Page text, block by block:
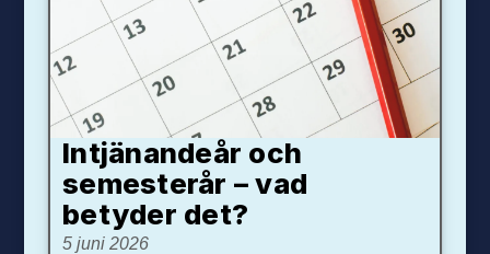
Intjänandeår och
semesterår – vad
betyder det?
5 juni 2026